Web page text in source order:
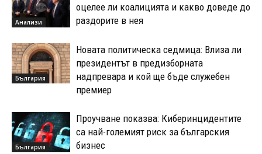
Анализи
оцелее ли коалицията и какво доведе до
раздорите в нея
България
Новата политическа седмица: Влиза ли
президентът в предизборната
надпревара и кой ще бъде служебен
премиер
България
Проучване показва: Киберинцидентите
са най-големият риск за българския
бизнес